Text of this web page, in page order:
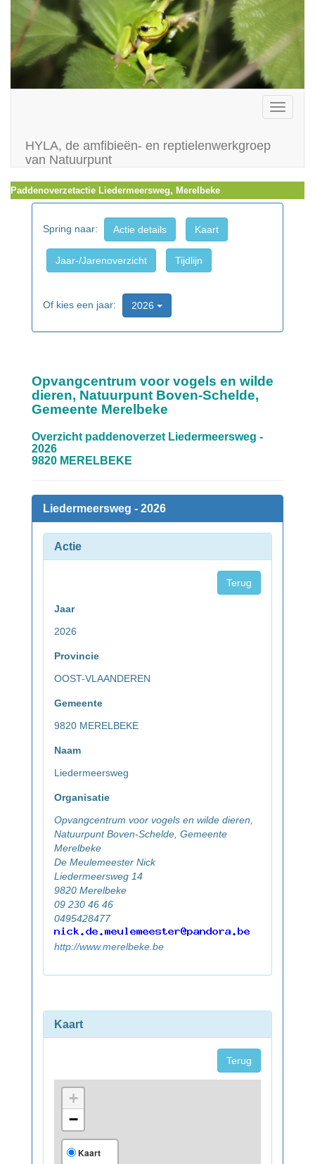
Toggle
HYLA, de amfibieën- en reptielenwerkgroep
van Natuurpunt
Paddenoverzetactie Liedermeersweg, Merelbeke
Spring naar: Actie details Kaart
Jaar-/Jarenoverzicht Tijdlijn
Of kies een jaar: 2026
Opvangcentrum voor vogels en wilde
dieren, Natuurpunt Boven-Schelde,
Gemeente Merelbeke
Overzicht paddenoverzet Liedermeersweg -
2026
9820 MERELBEKE
Liedermeersweg - 2026
Actie
Terug
Jaar
2026
Provincie
OOST-VLAANDEREN
Gemeente
9820 MERELBEKE
Naam
Liedermeersweg
Organisatie
Opvangcentrum voor vogels en wilde dieren,
Natuurpunt Boven-Schelde, Gemeente
Merelbeke
De Meulemeester Nick
Liedermeersweg 14
9820 Merelbeke
09 230 46 46
0495428477
http://www.merelbeke.be
Kaart
Terug
+
−
Kaart